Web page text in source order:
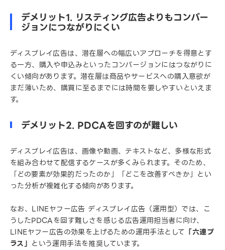
デメリット1. リスティング広告よりもコンバー
ジョンにつながりにくい
ディスプレイ広告は、潜在層への幅広いアプローチを得意とす
る一方、購入や申込みといったコンバージョンにはつながりに
くい傾向があります。潜在層は商品やサービスへの購入意欲が
まだ薄いため、購買に至るまでには時間を要しやすいといえま
す。
デメリット2. PDCAを回すのが難しい
ディスプレイ広告は、画像や動画、テキストなど、多様な形式
を組み合わせて配信するケースが多くみられます。そのため、
「どの要素が効果的だったのか」「どこを改善すべきか」とい
った分析が複雑化する傾向があります。
なお、LINEヤフー広告 ディスプレイ広告（運用型）では、こ
うしたPDCAを回す難しさを感じる広告運用担当者に向け、
LINEヤフー広告の効果を上げるための運用手法として 「六連プ
ラス」 という運用手法を推奨しています。